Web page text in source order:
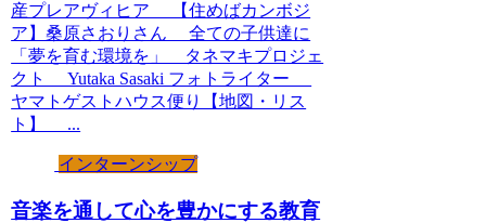
産プレアヴィヒア 【住めばカンボジ
ア】桑原さおりさん 全ての子供達に
「夢を育む環境を」 タネマキプロジェ
クト Yutaka Sasaki フォトライター
ヤマトゲストハウス便り【地図・リス
ト】 ...
インターンシップ
音楽を通して心を豊かにする教育